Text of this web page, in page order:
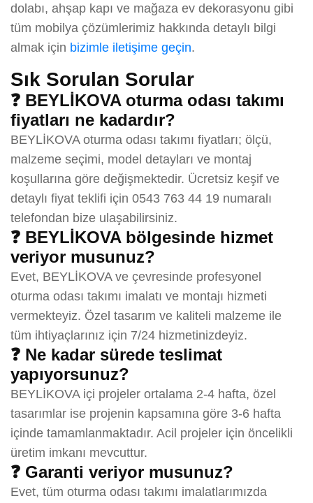
dolabı, ahşap kapı ve mağaza ev dekorasyonu gibi
tüm mobilya çözümlerimiz hakkında detaylı bilgi
almak için bizimle iletişime geçin.
Sık Sorulan Sorular
❓ BEYLİKOVA oturma odası takımı
fiyatları ne kadardır?
BEYLİKOVA oturma odası takımı fiyatları; ölçü,
malzeme seçimi, model detayları ve montaj
koşullarına göre değişmektedir. Ücretsiz keşif ve
detaylı fiyat teklifi için 0543 763 44 19 numaralı
telefondan bize ulaşabilirsiniz.
❓ BEYLİKOVA bölgesinde hizmet
veriyor musunuz?
Evet, BEYLİKOVA ve çevresinde profesyonel
oturma odası takımı imalatı ve montajı hizmeti
vermekteyiz. Özel tasarım ve kaliteli malzeme ile
tüm ihtiyaçlarınız için 7/24 hizmetinizdeyiz.
❓ Ne kadar sürede teslimat
yapıyorsunuz?
BEYLİKOVA içi projeler ortalama 2-4 hafta, özel
tasarımlar ise projenin kapsamına göre 3-6 hafta
içinde tamamlanmaktadır. Acil projeler için öncelikli
üretim imkanı mevcuttur.
❓ Garanti veriyor musunuz?
Evet, tüm oturma odası takımı imalatlarımızda